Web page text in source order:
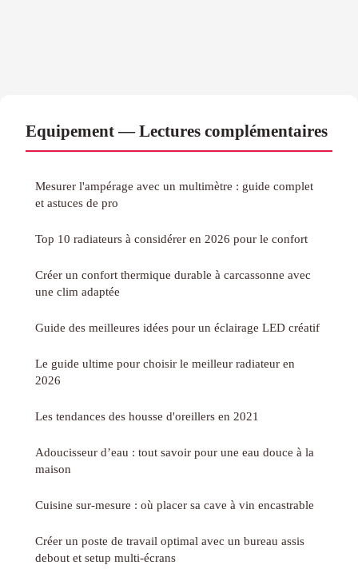
Equipement — Lectures complémentaires
Mesurer l'ampérage avec un multimètre : guide complet
et astuces de pro
Top 10 radiateurs à considérer en 2026 pour le confort
Créer un confort thermique durable à carcassonne avec
une clim adaptée
Guide des meilleures idées pour un éclairage LED créatif
Le guide ultime pour choisir le meilleur radiateur en
2026
Les tendances des housse d'oreillers en 2021
Adoucisseur d’eau : tout savoir pour une eau douce à la
maison
Cuisine sur-mesure : où placer sa cave à vin encastrable
Créer un poste de travail optimal avec un bureau assis
debout et setup multi-écrans